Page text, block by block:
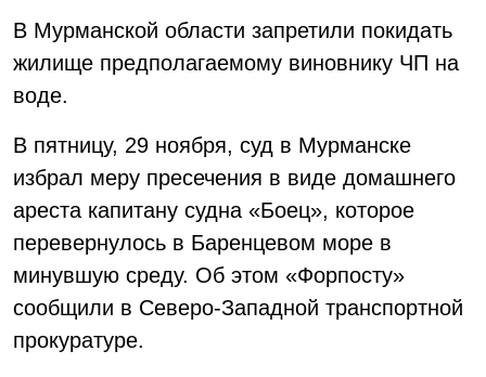
В Мурманской области запретили покидать
жилище предполагаемому виновнику ЧП на
воде.
В пятницу, 29 ноября, суд в Мурманске
избрал меру пресечения в виде домашнего
ареста капитану судна «Боец», которое
перевернулось в Баренцевом море в
минувшую среду. Об этом «Форпосту»
сообщили в Северо-Западной транспортной
прокуратуре.